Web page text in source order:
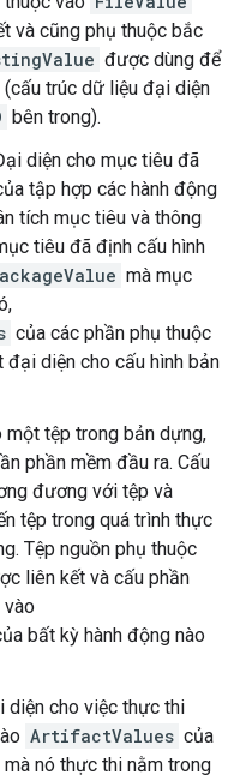
và cũng phụ thuộc bắc
được dùng để
trúc dữ liệu đại diện
bên trong).
diện cho mục tiêu đã
tập hợp các hành động
tích mục tiêu và thông
tiêu đã định cấu hình
mà mục
của các phần phụ thuộc
diện cho cấu hình bản
một tệp trong bản dựng,
phần mềm đầu ra. Cấu
đương với tệp và
tệp trong quá trình thực
Tệp nguồn phụ thuộc
liên kết và cấu phần
vào
bất kỳ hành động nào
diện cho việc thực thi
ArtifactValues của
nó thực thi nằm trong